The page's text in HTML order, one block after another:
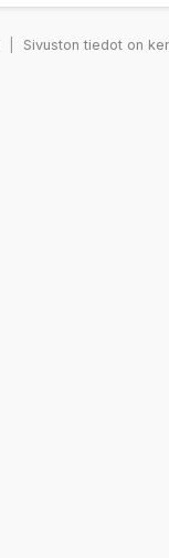
Sivuston tiedot on